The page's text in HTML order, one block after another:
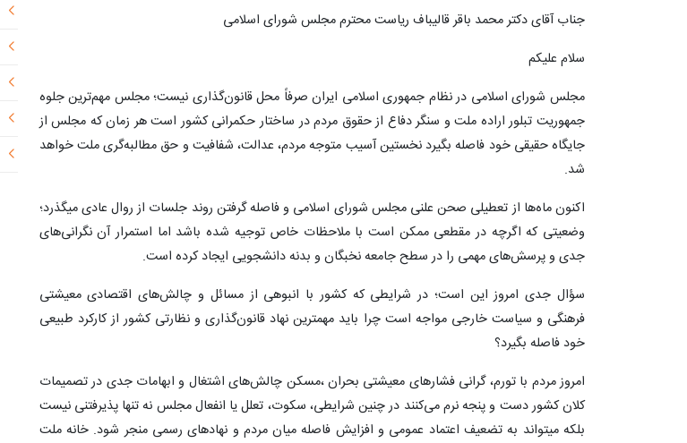
جناب آقای دکتر محمد باقر قالیباف ریاست محترم مجلس شورای اسلامی
سلام علیکم
مجلس شورای اسلامی در نظام جمهوری اسلامی ایران صرفاً محل قانون‌گذاری نیست؛ مجلس مهم‌ترین جلوه
جمهوریت تبلور اراده ملت و سنگر دفاع از حقوق مردم در ساختار حکمرانی کشور است هر زمان که مجلس از
جایگاه حقیقی خود فاصله بگیرد نخستین آسیب متوجه مردم، عدالت، شفافیت و حق مطالبه‌گری ملت خواهد
شد.
اکنون ماه‌ها از تعطیلی صحن علنی مجلس شورای اسلامی و فاصله گرفتن روند جلسات از روال عادی میگذرد؛
وضعیتی که اگرچه در مقطعی ممکن است با ملاحظات خاص توجیه شده باشد اما استمرار آن نگرانی‌های
جدی و پرسش‌های مهمی را در سطح جامعه نخبگان و بدنه دانشجویی ایجاد کرده است.
سؤال جدی امروز این است؛ در شرایطی که کشور با انبوهی از مسائل و چالش‌های اقتصادی معیشتی
فرهنگی و سیاست خارجی مواجه است چرا باید مهمترین نهاد قانون‌گذاری و نظارتی کشور از کارکرد طبیعی
خود فاصله بگیرد؟
امروز مردم با تورم، گرانی فشارهای معیشتی بحران ،مسکن چالش‌های اشتغال و ابهامات جدی در تصمیمات
کلان کشور دست و پنجه نرم می‌کنند در چنین شرایطی، سکوت، تعلل یا انفعال مجلس نه تنها پذیرفتنی نیست
بلکه میتواند به تضعیف اعتماد عمومی و افزایش فاصله میان مردم و نهادهای رسمی منجر شود. خانه ملت